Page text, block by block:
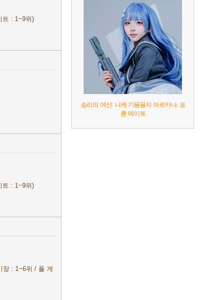
트 : 1~9위)
트 : 1~9위)
장 : 1~6위 / 풀 게
승리의 여신: 니케 기묭묭지 아르카나: 포
츈 메이트